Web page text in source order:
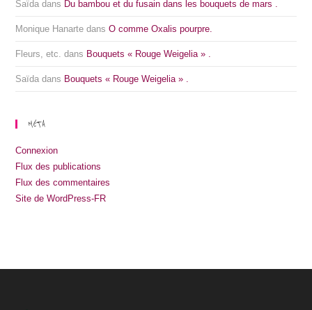
Saïda dans Du bambou et du fusain dans les bouquets de mars .
Monique Hanarte dansO comme Oxalis pourpre.
Fleurs, etc. dans Bouquets « Rouge Weigelia » .
Saïda dans Bouquets « Rouge Weigelia » .
MÉTA
Connexion
Flux des publications
Flux des commentaires
Site de WordPress-FR